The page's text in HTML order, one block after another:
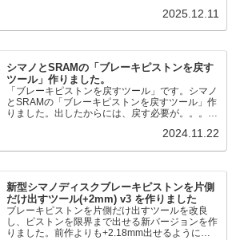
るようになりました。シンワ測定(Shinwa
Sokutei)￥1,375Amazon.c...
2025.12.11
シマノとSRAMの「ブレーキピストンを戻す
ツール」作りました。
「ブレーキピストンを戻すツール」です。シマノ
とSRAMの「ブレーキピストンを戻すツール」作
りました。出したからには、戻す必要が。。。で
だと。。。▶「ブレーキピストンを戻すツール」
るのかというと、出ているピス...
2024.11.22
新型シマノディスクブレーキピストンを片側
だけ出すツール(+2mm) v3 を作りました
ブレーキピストンを片側だけ出すツールを改良
し、ピストンを限界まで出せる新バージョンを作
りました。前作よりも+2.18mm出せるようにな